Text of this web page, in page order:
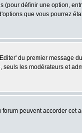
(pour définir une option,
que vous pourrez
du premier message
les modérateurs et
peuvent accorder cet